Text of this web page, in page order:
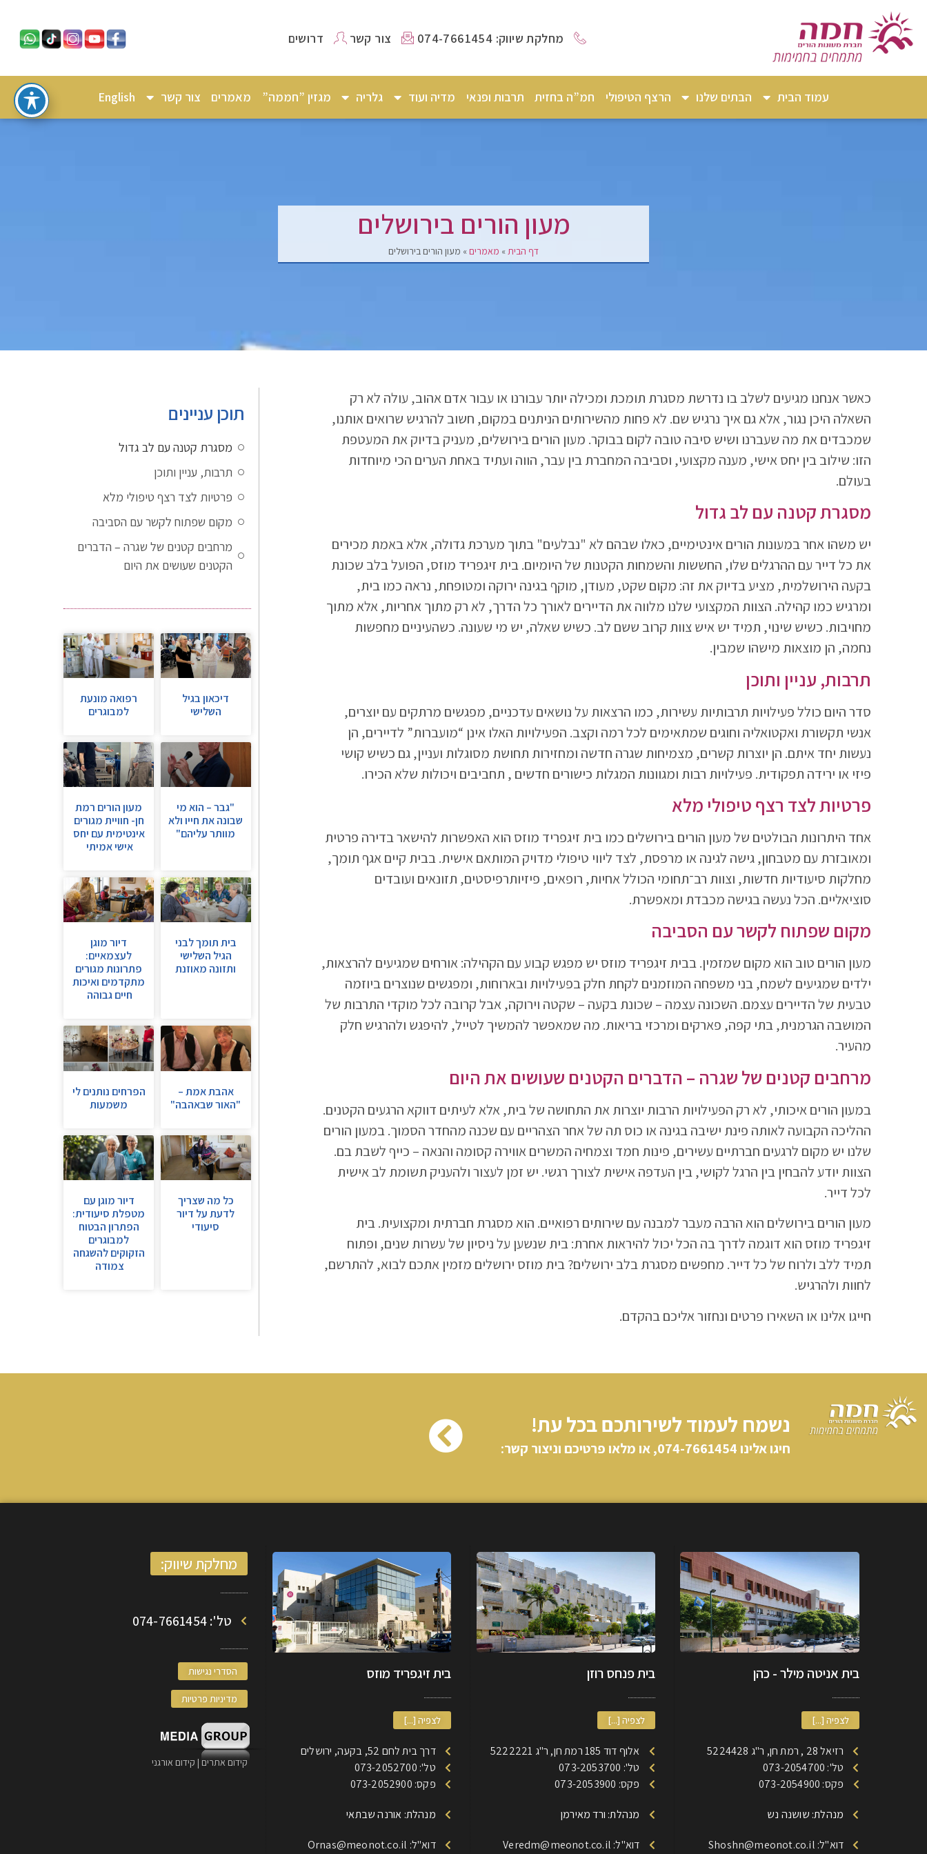
מחלקת שיווק: 074-7661454 צור קשר דרושים
עמוד הבית הבתים שלנו הרצף הטיפולי חמ”ה בחזית תרבות ופנאי מדיה ועוד גלריה מגזין ”חממה” מאמרים צור קשר English
מעון הורים בירושלים
דף הבית» מאמרים» מעון הורים בירושלים
כאשר אנחנו מגיעים לשלב בו נדרשת מסגרת תומכת ומכילה יותר עבורנו או עבור אדם אהוב, עולה לא רק
השאלה היכן נגור, אלא גם איך נרגיש שם. לא פחות מהשירותים הניתנים במקום, חשוב להרגיש שרואים אותנו,
שמכבדים את מה שעברנו ושיש סיבה טובה לקום בבוקר. מעון הורים בירושלים, מעניק בדיוק את המעטפת
הזו: שילוב בין יחס אישי, מענה מקצועי, וסביבה המחברת בין עבר, הווה ועתיד באחת הערים הכי מיוחדות
בעולם.
מסגרת קטנה עם לב גדול
יש משהו אחר במעונות הורים אינטימיים, כאלו שבהם לא "נבלעים" בתוך מערכת גדולה, אלא באמת מכירים
את כל דייר עם ההרגלים שלו, החששות והשמחות הקטנות של היומיום. בית זיגפריד מוזס, הפועל בלב שכונת
בקעה הירושלמית, מציע בדיוק את זה: מקום שקט, מעודן, מוקף בגינה ירוקה ומטופחת, נראה כמו בית,
ומרגיש כמו קהילה. הצוות המקצועי שלנו מלווה את הדיירים לאורך כל הדרך, לא רק מתוך אחריות, אלא מתוך
מחויבות. כשיש שינוי, תמיד יש איש צוות קרוב ששם לב. כשיש שאלה, יש מי שעונה. כשהעיניים מחפשות
נחמה, הן מוצאות מישהו שמבין.
תרבות, עניין ותוכן
סדר היום כולל פעילויות תרבותיות עשירות, כמו הרצאות על נושאים עדכניים, מפגשים מרתקים עם יוצרים,
אנשי תקשורת ואקטואליה וחוגים שמתאימים לכל רמה וקצב. הפעילויות האלו אינן “מועברות” לדיירים, הן
נעשות יחד איתם. הן יוצרות קשרים, מצמיחות שגרה חדשה ומחזירות תחושת מסוגלות ועניין, גם כשיש קושי
פיזי או ירידה תפקודית. פעילויות רבות ומגוונות המגלות כישורים חדשים , תחביבים ויכולות שלא הכירו.
פרטיות לצד רצף טיפולי מלא
אחד היתרונות הבולטים של מעון הורים בירושלים כמו בית זיגפריד מוזס הוא האפשרות להישאר בדירה פרטית
ומאובזרת עם מטבחון, גישה לגינה או מרפסת, לצד ליווי טיפולי מדויק המותאם אישית. בבית קיים אגף תומך,
מחלקות סיעודיות חדשות, וצוות רב־תחומי הכולל אחיות, רופאים, פיזיותרפיסטים, תזונאים ועובדים
סוציאליים. הכל נעשה בגישה מכבדת ומאפשרת.
מקום שפתוח לקשר עם הסביבה
מעון הורים טוב הוא מקום שמזמין. בבית זיגפריד מוזס יש מפגש קבוע עם הקהילה: אורחים שמגיעים להרצאות,
ילדים שמגיעים לשמח, בני משפחה המוזמנים לקחת חלק בפעילויות ובארוחות, ומפגשים שנוצרים ביוזמה
טבעית של הדיירים עצמם. השכונה עצמה – שכונת בקעה – שקטה וירוקה, אבל קרובה לכל מוקדי התרבות של
המושבה הגרמנית, בתי קפה, פארקים ומרכזי בריאות. מה שמאפשר להמשיך לטייל, להיפגש ולהרגיש חלק
מהעיר.
מרחבים קטנים של שגרה – הדברים הקטנים שעושים את היום
במעון הורים איכותי, לא רק הפעילויות הרבות יוצרות את התחושה של בית, אלא לעיתים דווקא הרגעים הקטנים.
ההליכה הקבועה לאותה פינת ישיבה בגינה או כוס תה של אחר הצהריים עם שכנה מהחדר הסמוך. במעון הורים
שלנו יש מקום לרגעים חברתיים עשירים, פינות חמד וצמחיה המשרים אווירה קסומה והנאה – כייף לשבת בם.
הצוות יודע להבחין בין הרגל לקושי, בין העדפה אישית לצורך רגשי. יש זמן לעצור ולהעניק תשומת לב אישית
לכל דייר.
מעון הורים בירושלים הוא הרבה מעבר למבנה עם שירותים רפואיים. הוא מסגרת חברתית ומקצועית. בית
זיגפריד מוזס הוא דוגמה לדרך בה הכל יכול להיראות אחרת: בית שנשען על ניסיון של עשרות שנים, ופתוח
תמיד ללב ולרוח של כל דייר. מחפשים מסגרת בלב ירושלים? בית מוזס ירושלים מזמין אתכם לבוא, להתרשם,
לחוות ולהרגיש.
חייגו אלינו או השאירו פרטים ונחזור אליכם בהקדם.
תוכן עניינים
מסגרת קטנה עם לב גדול
תרבות, עניין ותוכן
פרטיות לצד רצף טיפולי מלא
מקום שפתוח לקשר עם הסביבה
מרחבים קטנים של שגרה – הדברים
הקטנים שעושים את היום
דיכאון בגיל
השלישי
רפואה מונעת
למבוגרים
"גבר – הוא מי
שבונה את חייו ולא
מוותר עליהם"
מעון הורים רמת
חן- חוויית מגורים
אינטימית עם יחס
אישי אמיתי
בית תומך לבני
הגיל השלישי
ותזונה מאוזנת
דיור מוגן
לעצמאיים:
פתרונות מגורים
מתקדמים ואיכות
חיים גבוהה
אהבת אמת –
"האור שבאהבה"
הפרחים נותנים לי
משמעות
כל מה שצריך
לדעת על דיור
סיעודי
דיור מוגן עם
מטפלת סיעודית:
הפתרון הבטוח
למבוגרים
הזקוקים להשגחה
צמודה
נשמח לעמוד לשירותכם בכל עת!
חיגו אלינו​ 074-7661454, או מלאו פרטיכם וניצור קשר:
בית אניטה מילר - כהן
לצפיה [...]
רזיאל 28 , רמת חן, ר"ג 5224428
טל': 073-2054700
פקס: 073-2054900
מנהלת: שושנה נש
דוא"ל: Shoshn@meonot.co.il
בית פנחס רוזן
לצפיה [...]
אלוף דוד 185 רמת חן, ר"ג 5222221
טל': 073-2053700
פקס: 073-2053900
מנהלת: ורד מאירמן
דוא"ל: Veredm@meonot.co.il
בית זיגפריד מוזס
לצפיה [...]
דרך בית לחם 52, בקעה, ירושלים
טל': 073-2052700
פקס: 073-2052900
מנהלת: אורנה שבתאי
דוא"ל: Ornas@meonot.co.il
מחלקת שיווק:
טל': 074-7661454
הסדרי נגישות
מדיניות פרטיות
קידום אתרים | קידום אורגני